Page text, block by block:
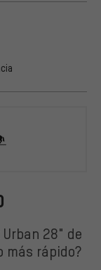
28" de
más rápido?